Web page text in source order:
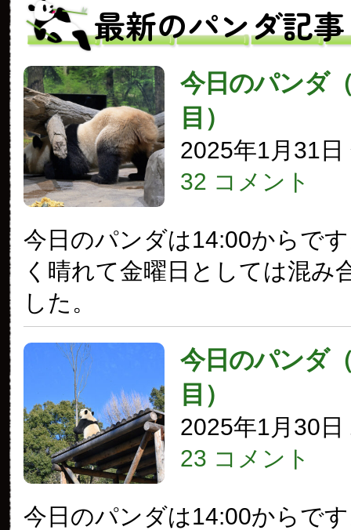
最新のパンダ記事
今日のパンダ
目）
2025年1月31日
32 コメント
今日のパンダは14:00からで
く晴れて金曜日としては混み
した。
今日のパンダ
目）
2025年1月30日
23 コメント
今日のパンダは14:00からで